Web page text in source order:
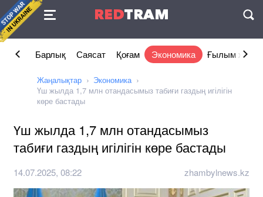
REDTRAM
Келісімі
Барлық Саясат Қоғам Экономика Ғылым және
Жаңалықтар
Экономика
Үш жылда 1,7 млн отандасымыз табиғи газдың игілігін
көре бастады
Үш жылда 1,7 млн отандасымыз
табиғи газдың игілігін көре бастады
14.07.2025, 08:22 zhambylnews.kz